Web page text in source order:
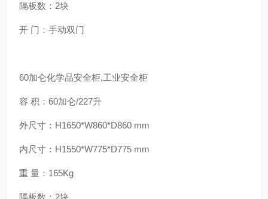
隔板数：2块
开 门：手动双门
60加仑化学品安全柜,工业安全柜
容 积：60加仑/227升
外尺寸：H1650*W860*D860 mm
内尺寸：H1550*W775*D775 mm
重 量：165Kg
隔板数：2块